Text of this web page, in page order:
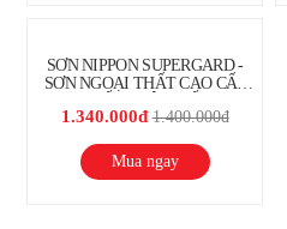
SƠN NIPPON SUPERGARD -
SƠN NGOẠI THẤT CAO CẤP
1.340.000đ 1.400.000đ
Mua ngay